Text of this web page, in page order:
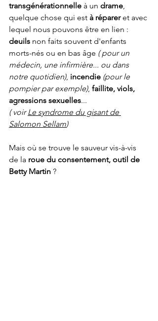
transgénérationnelle à un drame,
quelque chose qui est à réparer et avec
lequel nous pouvons être en lien :
deuils non faits souvent d'enfants
morts-nés ou en bas âge ( pour un
médecin, une infirmière... ou dans
notre quotidien), incendie (pour le
pompier par exemple), faillite, viols,
agressions sexuelles...
( voir Le syndrome du gisant de
Salomon Sellam)
Mais où se trouve le sauveur vis-à-vis
de la roue du consentement, outil de
Betty Martin ?